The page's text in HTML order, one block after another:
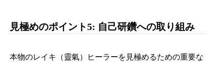
見極めのポイント5: 自己研鑽への取り組み
本物のレイキ（靈氣）ヒーラーを見極めるための重要な